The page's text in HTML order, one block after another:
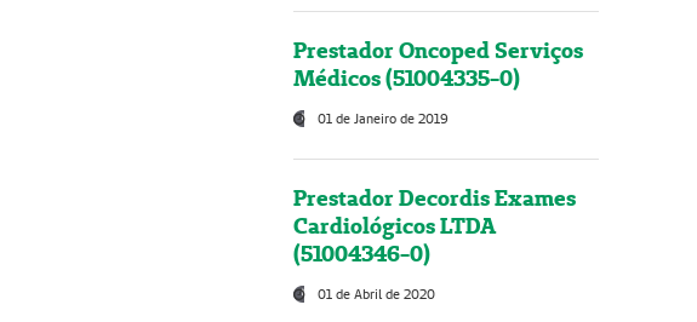
Prestador Oncoped Serviços
Médicos (51004335-0)
01 de Janeiro de 2019
Prestador Decordis Exames
Cardiológicos LTDA
(51004346-0)
01 de Abril de 2020